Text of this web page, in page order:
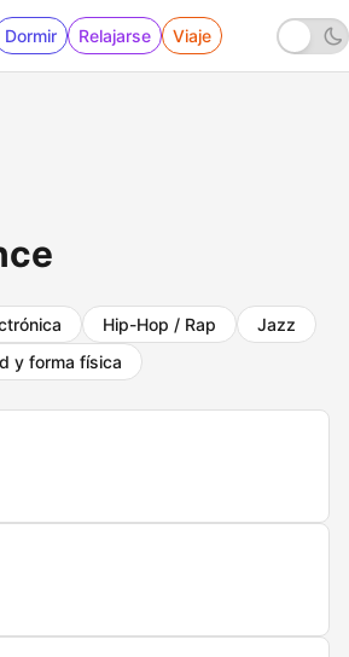
Dormir Relajarse Viaje
Hip-Hop / Rap
Jazz
y forma física